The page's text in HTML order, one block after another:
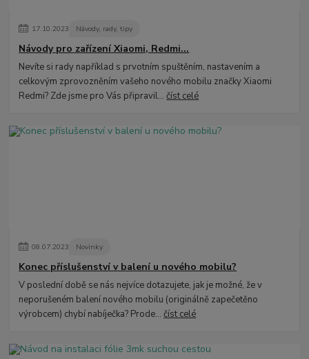
17.10.2023 Návody, rady, tipy
Návody pro zařízení Xiaomi, Redmi...
Nevíte si rady například s prvotním spuštěním, nastavením a
celkovým zprovozněním vašeho nového mobilu značky Xiaomi
Redmi? Zde jsme pro Vás připravil...číst celé
08.07.2023 Novinky
Konec příslušenství v balení u nového mobilu?
V poslední době se nás nejvíce dotazujete, jak je možné, že v
neporušeném balení nového mobilu (originálně zapečetěno
výrobcem) chybí nabíječka? Prode...číst celé